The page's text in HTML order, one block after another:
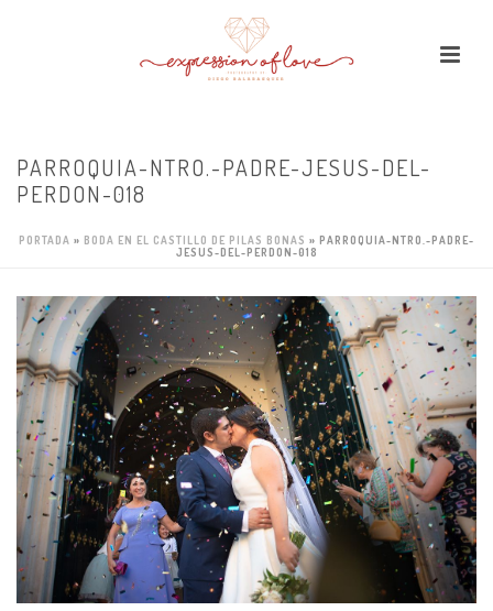
PARROQUIA-NTRO.-PADRE-JESUS-DEL-
PERDON-018
PORTADA » BODA EN EL CASTILLO DE PILAS BONAS » PARROQUIA-NTRO.-PADRE-
JESUS-DEL-PERDON-018